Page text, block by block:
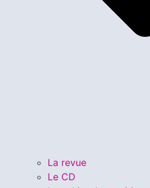
La revue
Le CD